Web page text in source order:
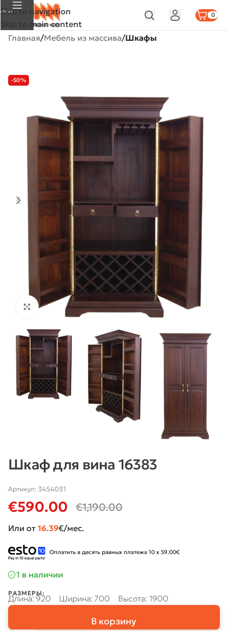
Skip to navigation
Skip to main content
Меню 0
Главная Мебель из массива Шкафы
-50%
Нажмите, чтобы увеличить
Шкаф для вина 16383
Артикул: 3454031
€590.00 €1,190.00
Или от 16.39€/мес.
Оплатить в десять равных платежа 10 x 59.00€
1 в наличии
РАЗМЕРЫ:
Длина: 920 Ширина: 700 Высота: 1900
В корзину